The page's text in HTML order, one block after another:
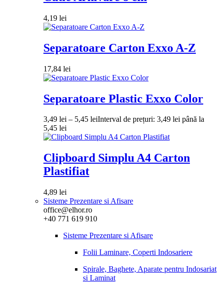
4,19 lei
Separatoare Carton Exxo A-Z
17,84 lei
Separatoare Plastic Exxo Color
3,49 lei – 5,45 leiInterval de prețuri: 3,49 lei până la
5,45 lei
Clipboard Simplu A4 Carton
Plastifiat
4,89 lei
Sisteme Prezentare si Afisare
office@elhor.ro
+40 771 619 910
Sisteme Prezentare si Afisare
Folii Laminare, Coperti Indosariere
Spirale, Baghete, Aparate pentru Indosariat
si Laminat